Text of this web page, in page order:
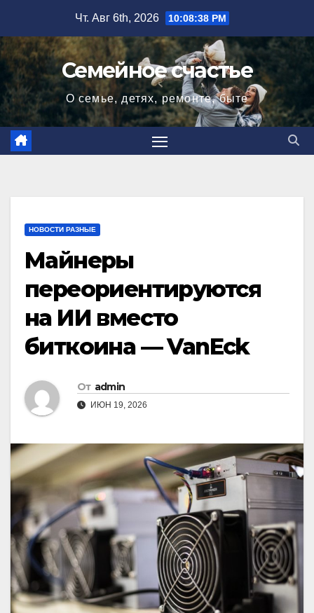
содержимому
Чт. Авг 6th, 2026 10:08:39 PM
Семейное счастье
О семье, детях, ремонте, быте
НОВОСТИ РАЗНЫЕ
Майнеры
переориентируются
на ИИ вместо
биткоина — VanEck
От admin
ИЮН 19, 2026